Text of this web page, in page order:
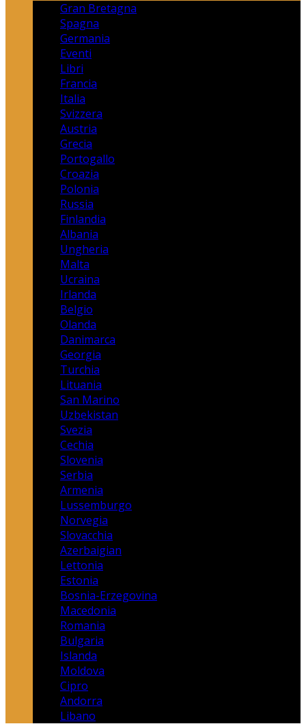
Gran Bretagna
Spagna
Germania
Eventi
Libri
Francia
Italia
Svizzera
Austria
Grecia
Portogallo
Croazia
Polonia
Russia
Finlandia
Albania
Ungheria
Malta
Ucraina
Irlanda
Belgio
Olanda
Danimarca
Georgia
Turchia
Lituania
San Marino
Uzbekistan
Svezia
Cechia
Slovenia
Serbia
Armenia
Lussemburgo
Norvegia
Slovacchia
Azerbaigian
Lettonia
Estonia
Bosnia-Erzegovina
Macedonia
Romania
Bulgaria
Islanda
Moldova
Cipro
Andorra
Libano